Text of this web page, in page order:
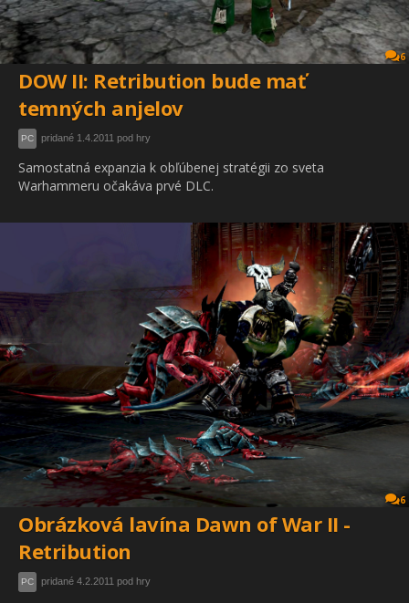
6
DOW II: Retribution bude mať
temných anjelov
PC pridané 1.4.2011 pod hry
Samostatná expanzia k obľúbenej stratégii zo sveta
Warhammeru očakáva prvé DLC.
6
Obrázková lavína Dawn of War II -
Retribution
PC pridané 4.2.2011 pod hry